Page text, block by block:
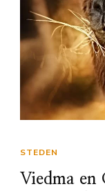
STEDEN
Viedma en